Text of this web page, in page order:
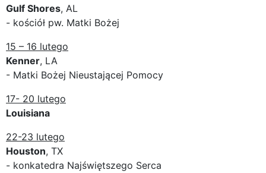
Gulf Shores, AL
- kościół pw. Matki Bożej
15 – 16 lutego
Kenner, LA
- Matki Bożej Nieustającej Pomocy
17- 20 lutego
Louisiana
22-23 lutego
Houston, TX
- konkatedra Najświętszego Serca